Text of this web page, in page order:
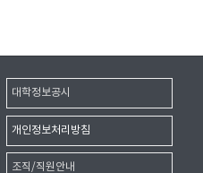
대학정보공시
개인정보처리방침
조직/직원안내